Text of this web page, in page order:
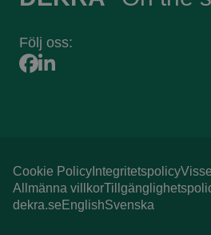
Följ oss:
Cookie Policy Integritetspolicy
Allmänna villkor
dekra.seEnglishSvenska